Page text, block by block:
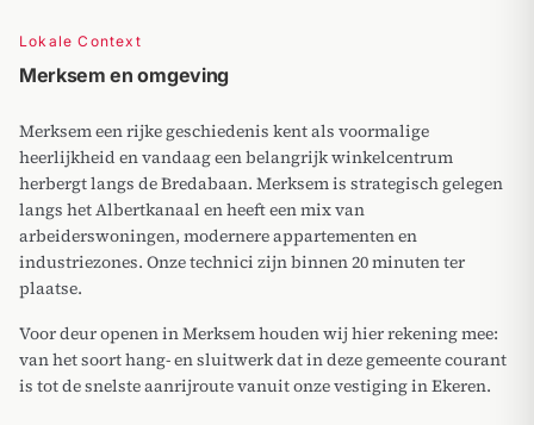
Lokale Context
Merksem en omgeving
Merksem een rijke geschiedenis kent als voormalige
heerlijkheid en vandaag een belangrijk winkelcentrum
herbergt langs de Bredabaan. Merksem is strategisch gelegen
langs het Albertkanaal en heeft een mix van
arbeiderswoningen, modernere appartementen en
industriezones. Onze technici zijn binnen 20 minuten ter
plaatse.
Voor deur openen in Merksem houden wij hier rekening mee:
van het soort hang- en sluitwerk dat in deze gemeente courant
is tot de snelste aanrijroute vanuit onze vestiging in Ekeren.